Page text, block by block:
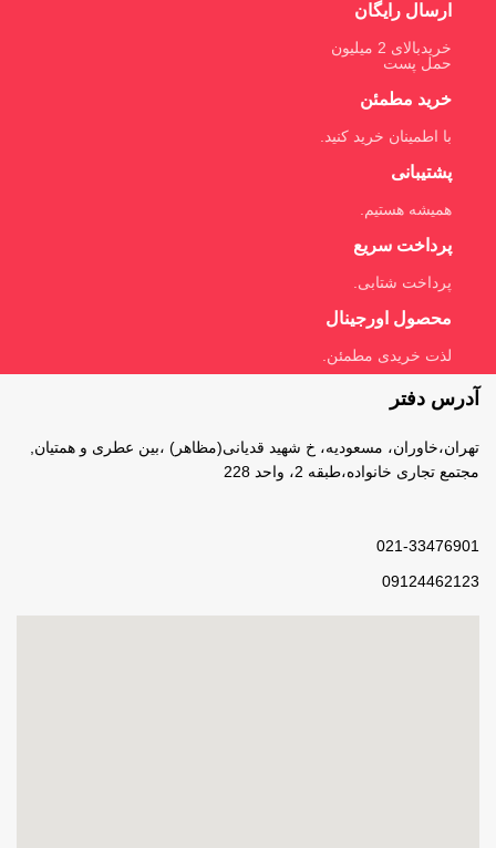
ارسال رایگان
خریدبالای 2 میلیون
حمل پست
خرید مطمئن
با اطمینان خرید کنید.
پشتیبانی
همیشه هستیم.
پرداخت سریع
پرداخت شتابی.
محصول اورجینال
لذت خریدی مطمئن.
آدرس دفتر
تهران،خاوران، مسعودیه، خ شهید قدیانی(مظاهر) ،بین عطری و همتیان,
مجتمع تجاری خانواده،طبقه 2، واحد 228
021-33476901
09124462123